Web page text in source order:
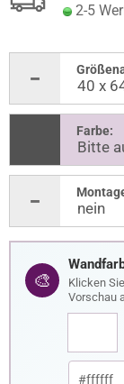
2-5
Farbe:
🎨
Klicken
Vorschau